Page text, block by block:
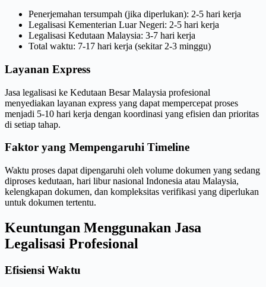
Penerjemahan tersumpah (jika diperlukan): 2-5 hari kerja
Legalisasi Kementerian Luar Negeri: 2-5 hari kerja
Legalisasi Kedutaan Malaysia: 3-7 hari kerja
Total waktu: 7-17 hari kerja (sekitar 2-3 minggu)
Layanan Express
Jasa legalisasi ke Kedutaan Besar Malaysia profesional
menyediakan layanan express yang dapat mempercepat proses
menjadi 5-10 hari kerja dengan koordinasi yang efisien dan prioritas
di setiap tahap.
Faktor yang Mempengaruhi Timeline
Waktu proses dapat dipengaruhi oleh volume dokumen yang sedang
diproses kedutaan, hari libur nasional Indonesia atau Malaysia,
kelengkapan dokumen, dan kompleksitas verifikasi yang diperlukan
untuk dokumen tertentu.
Keuntungan Menggunakan Jasa
Legalisasi Profesional
Efisiensi Waktu